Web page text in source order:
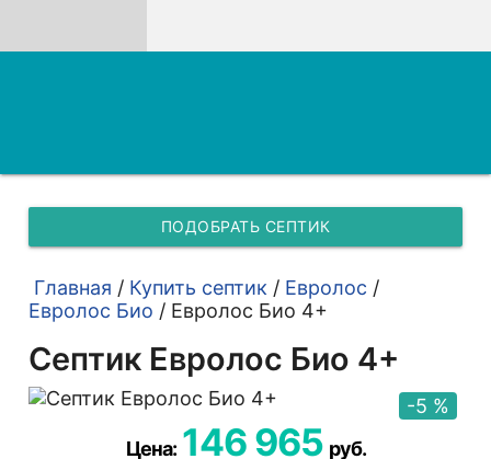
ПОДОБРАТЬ СЕПТИК
Главная / Купить септик / Евролос /
Евролос Био / Евролос Био 4+
Септик Евролос Био 4+
-5 %
Цена: 146 965 руб.